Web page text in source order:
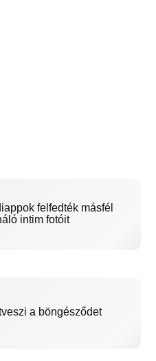
felfedték másfél
intim fotóit
a böngésződet